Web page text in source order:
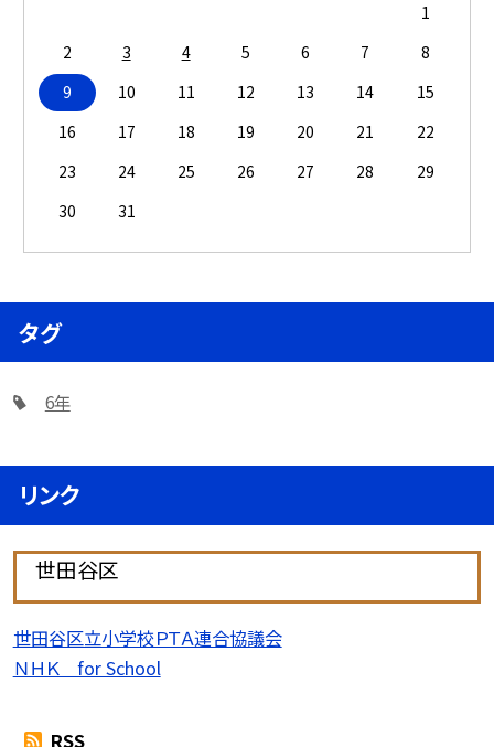
1
2
3 4 5 6 7
8
9
10 11 12 13 14
15
16
17 18 19 20 21
22
23
24 25 26 27 28
29
30
31
タグ
6年
リンク
世田谷区
世田谷区立小学校ＰＴＡ連合協議会
ＮＨＫ for School
RSS